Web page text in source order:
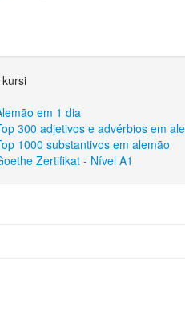
em 1 dia
300 adjetivos e advérbios em
1000 substantivos em alemão
Zertifikat - Nível A1